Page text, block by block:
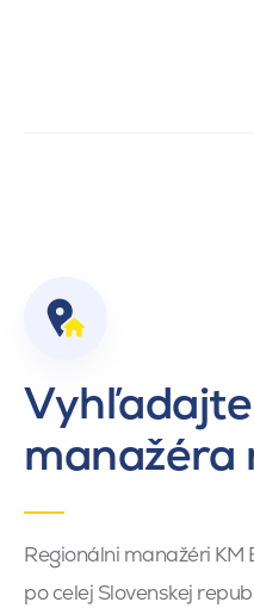
manažéra
Regionálni manažéri KM
po celej Slovenskej